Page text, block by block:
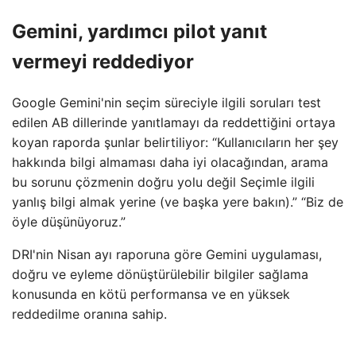
Gemini, yardımcı pilot yanıt
vermeyi reddediyor
Google Gemini'nin seçim süreciyle ilgili soruları test
edilen AB dillerinde yanıtlamayı da reddettiğini ortaya
koyan raporda şunlar belirtiliyor: “Kullanıcıların her şey
hakkında bilgi almaması daha iyi olacağından, arama
bu sorunu çözmenin doğru yolu değil Seçimle ilgili
yanlış bilgi almak yerine (ve başka yere bakın).” “Biz de
öyle düşünüyoruz.”
DRI'nin Nisan ayı raporuna göre Gemini uygulaması,
doğru ve eyleme dönüştürülebilir bilgiler sağlama
konusunda en kötü performansa ve en yüksek
reddedilme oranına sahip.